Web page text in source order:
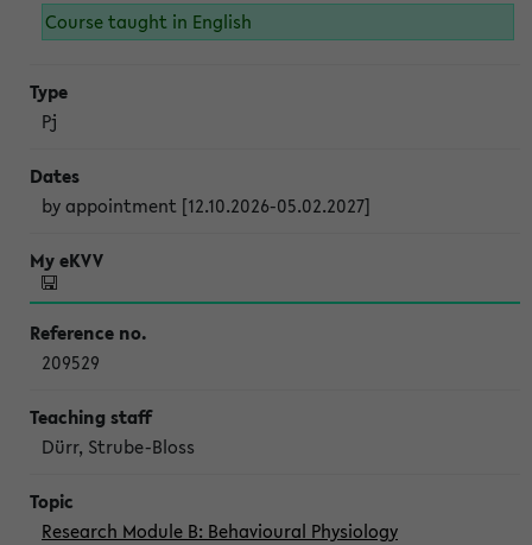
Course taught in English
Pj
by appointment [12.10.2026-05.02.2027]
209529
Dürr, Strube-Bloss
Research Module B: Behavioural Physiology